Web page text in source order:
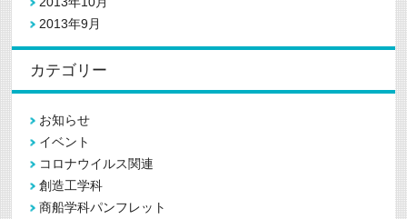
2013年9月
カテゴリー
お知らせ
イベント
コロナウイルス関連
創造工学科
商船学科パンフレット